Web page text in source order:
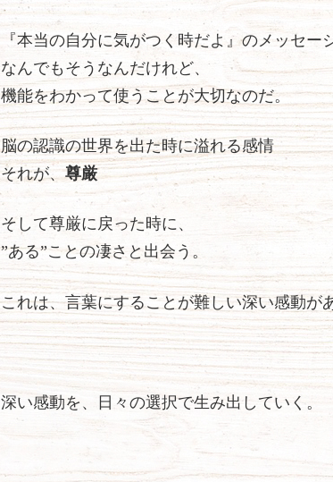
『本当の自分に気がつく時だよ』のメッセー
なんでもそうなんだけれど、
機能をわかって使うことが大切なのだ。
脳の認識の世界を出た時に溢れる感情
それが、尊厳
そして尊厳に戻った時に、
”ある”ことの凄さと出会う。
これは、言葉にすることが難しい深い感動が
深い感動を、日々の選択で生み出していく。